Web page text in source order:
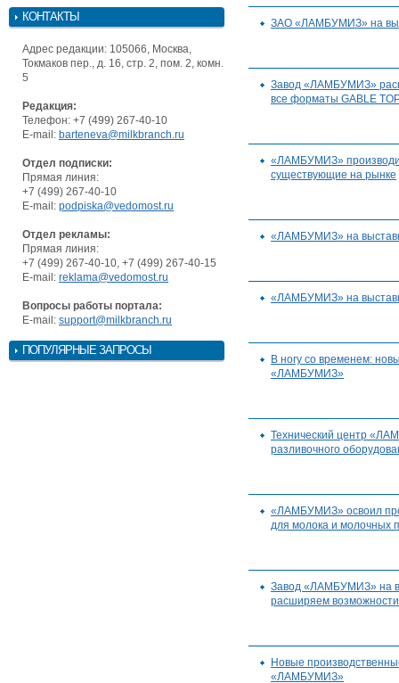
КОНТАКТЫ
Адрес редакции: 105066, Москва,
Токмаков пер., д. 16, стр. 2, пом. 2, комн.
5
Редакция:
Телефон: +7 (499) 267-40-10
E-mail: barteneva@milkbranch.ru
Отдел подписки:
Прямая линия:
+7 (499) 267-40-10
E-mail: podpiska@vedomost.ru
Отдел рекламы:
Прямая линия:
+7 (499) 267-40-10, +7 (499) 267-40-15
E-mail: reklama@vedomost.ru
Вопросы работы портала:
E-mail: support@milkbranch.ru
ПОПУЛЯРНЫЕ ЗАПРОСЫ
ЗАО «ЛАМБУМИЗ» на
Завод «ЛАМБУМИЗ»
все форматы GABLE
«ЛАМБУМИЗ»
существующие на рынке
«ЛАМБУМИЗ» на
«ЛАМБУМИЗ» на
В ногу со временем:
«ЛАМБУМИЗ»
Технический центр
разливочного
«ЛАМБУМИЗ» освоил
для молока и молочных
Завод «ЛАМБУМИЗ» на
расширяем возможности
Новые
«ЛАМБУМИЗ»